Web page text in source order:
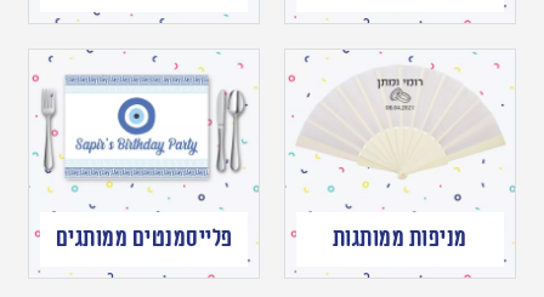
מניפות ממותגות פלייסמנטים ממותגים